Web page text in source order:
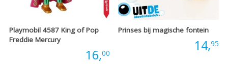
Playmobil 4587 King of Pop
Freddie Mercury
16,00
Prinses bij magische fontein
14,95